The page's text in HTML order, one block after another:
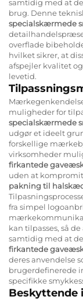
samtidig med at
brug. Denne
specialskærmede
overflade
hvilket sikrer, at
afspejler kvalitet
levetid.
muligheder for
specialskærmede
udgør et ideelt
forskellige
virksomheder
firkantede
uden at
pakning til
fra simpel
kan tilpasses, så
samtidig med at
firkantede
deres anvendelse
brugerdefinerede
specifikke
Beskyttende